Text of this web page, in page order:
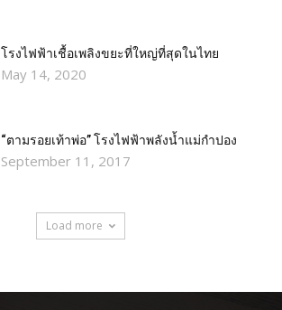
โรงไฟฟ้าเชื้อเพลิงขยะที่ใหญ่ที่สุดในไทย
May 14, 2020
“ตามรอยเท้าพ่อ” โรงไฟฟ้าพลังน้ำแม่กำปอง
September 11, 2017
Load more